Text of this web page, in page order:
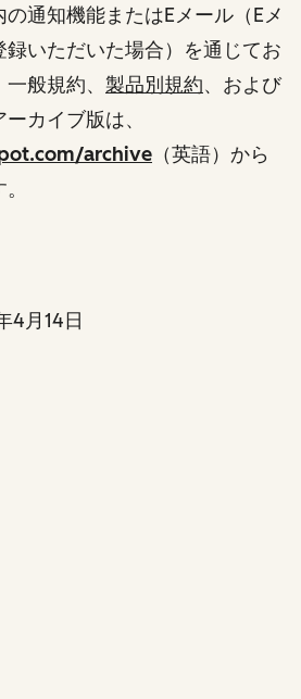
通知機能またはEメール（Eメ
いただいた場合）を通じてお
般規約、 製品別規約、および
ーカイブ版は、
archive （英語）から
4月14日